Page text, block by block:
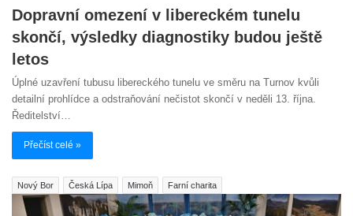
Dopravní omezení v libereckém tunelu
skončí, výsledky diagnostiky budou ještě
letos
Úplné uzavření tubusu libereckého tunelu ve směru na Turnov kvůli
detailní prohlídce a odstraňování nečistot skončí v neděli 13. října.
Ředitelství…
Přečíst celé »
Nový Bor Česká Lípa Mimoň Farní charita